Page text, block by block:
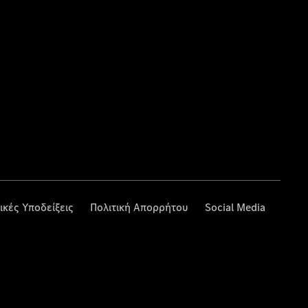
Υποδείξεις Πολιτική Απορρήτου Social Media